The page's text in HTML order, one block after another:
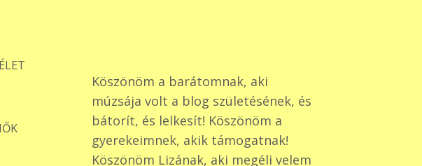
Köszönöm a barátomnak, aki
múzsája volt a blog születésének, és
bátorít, és lelkesít! Köszönöm a
gyerekeimnek, akik támogatnak!
Köszönöm Lizának, aki megéli velem